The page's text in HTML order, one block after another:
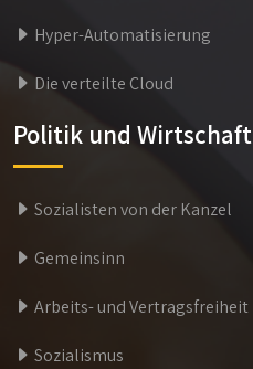
Hyper-Automatisierung
Die verteilte Cloud
Politik und Wirtschaft
Sozialisten von der Kanzel
Gemeinsinn
Arbeits- und Vertragsfreiheit
Sozialismus